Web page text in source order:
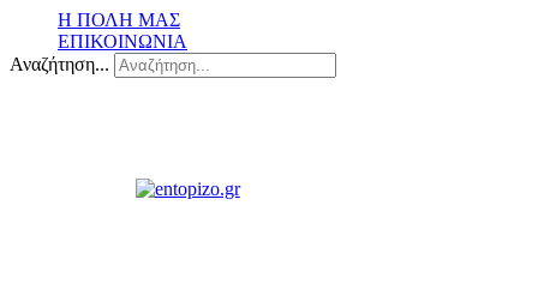
Η ΠΟΛΗ ΜΑΣ
ΕΠΙΚΟΙΝΩΝΙΑ
Αναζήτηση...